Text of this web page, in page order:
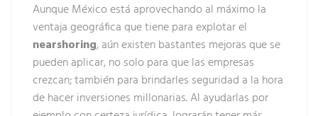
Aunque México está aprovechando al máximo la
ventaja geográfica que tiene para explotar el
nearshoring, aún existen bastantes mejoras que se
pueden aplicar, no solo para que las empresas
crezcan; también para brindarles seguridad a la hora
de hacer inversiones millonarias. Al ayudarlas por